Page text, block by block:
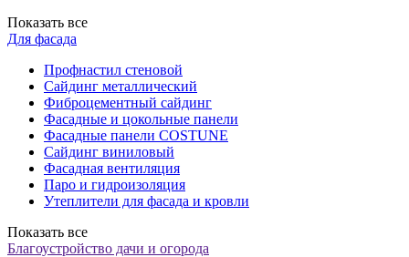
Показать все
Для фасада
Профнастил стеновой
Сайдинг металлический
Фиброцементный сайдинг
Фасадные и цокольные панели
Фасадные панели COSTUNE
Сайдинг виниловый
Фасадная вентиляция
Паро и гидроизоляция
Утеплители для фасада и кровли
Показать все
Благоустройство дачи и огорода